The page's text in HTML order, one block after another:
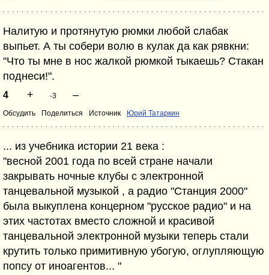
Налитую и протянутую рюмки любой слабак
выпьет. А ты собери волю в кулак да как рявкни:
"Что ты мне в нос жалкой рюмкой тыкаешь? Стакан
поднеси!".
4 + -3 –
Обсудить Поделиться Источник Юрий Татаркин
... из учебника истории 21 века :
"весной 2001 года по всей стране начали
закрывать ночные клубы с электронной
танцевальной музыкой , а радио "Станция 2000"
была выкуплена концерном "русское радио" и на
этих частотах вместо сложной и красивой
танцевальной электронной музыки теперь стали
крутить только примитивную убогую, оглупляющую
попсу от иноагентов... "